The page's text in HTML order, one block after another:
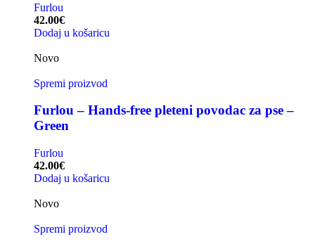
Furlou
42.00€
Dodaj u košaricu
Novo
Spremi proizvod
Furlou – Hands-free pleteni povodac za pse –
Green
Furlou
42.00€
Dodaj u košaricu
Novo
Spremi proizvod